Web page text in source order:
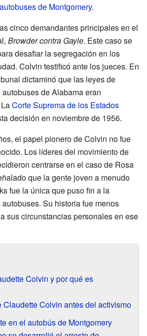
de Montgomery.
cinco demandantes principales en el
Browder contra Gayle. Este caso se
desafiar la segregación en los
Colvin testificó ante los jueces. En
dictaminó que las leyes de
de Alabama eran
Corte Suprema de los Estados
decisión en noviembre de 1956.
el papel pionero de Colvin no fue
Los líderes del movimiento de
centrarse en el caso de Rosa
que la gente joven a menudo
fue la única que puso fin a la
Su historia fue menos
sus circunstancias personales en ese
Colvin y por qué es
Claudette Colvin antes del activismo
en el autobús de Montgomery